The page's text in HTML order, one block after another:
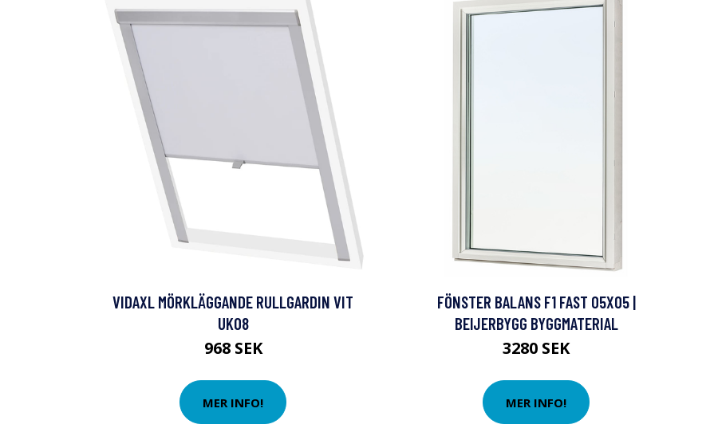
VIDAXL MÖRKLÄGGANDE RULLGARDIN VIT
UK08
968 SEK
MER INFO!
FÖNSTER BALANS F1 FAST 05X05 |
BEIJERBYGG BYGGMATERIAL
3280 SEK
MER INFO!